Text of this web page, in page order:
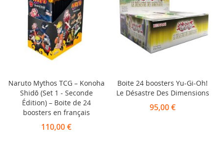
Naruto Mythos TCG – Konoha
Shidō (Set 1 - Seconde
Édition) – Boite de 24
boosters en français
110,00 €
Boite 24 boosters Yu-Gi-Oh!
Le Désastre Des Dimensions
95,00 €